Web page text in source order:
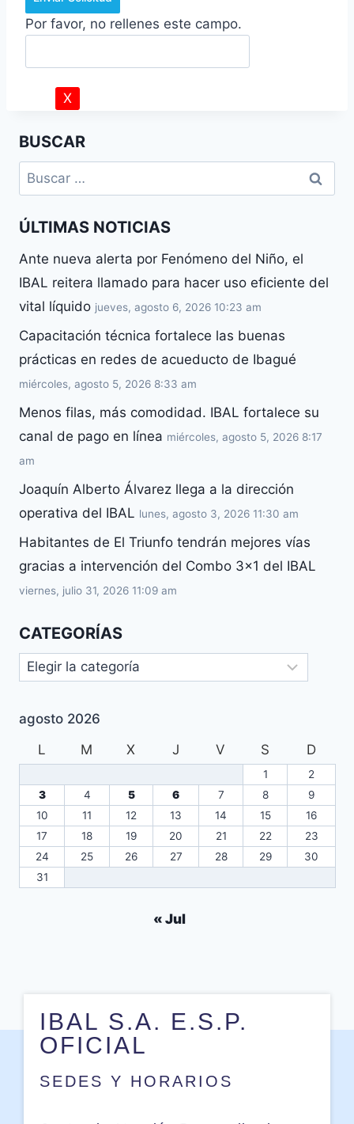
Por favor, no rellenes este campo.
BUSCAR
ÚLTIMAS NOTICIAS
Ante nueva alerta por Fenómeno del Niño, el
IBAL reitera llamado para hacer uso eficiente del
vital líquido jueves, agosto 6, 2026 10:23 am
Capacitación técnica fortalece las buenas
prácticas en redes de acueducto de Ibagué
miércoles, agosto 5, 2026 8:33 am
Menos filas, más comodidad. IBAL fortalece su
canal de pago en línea miércoles, agosto 5, 2026 8:17
am
Joaquín Alberto Álvarez llega a la dirección
operativa del IBAL lunes, agosto 3, 2026 11:30 am
Habitantes de El Triunfo tendrán mejores vías
gracias a intervención del Combo 3×1 del IBAL
viernes, julio 31, 2026 11:09 am
CATEGORÍAS
agosto 2026
L
M X J V S D
1
2
3
4 5 6 7 8
9
10
11 12 13 14 15
16
17
18 19 20 21 22
23
24
25 26 27 28 29
30
31
« Jul
IBAL S.A. E.S.P.
OFICIAL
SEDES Y HORARIOS
X